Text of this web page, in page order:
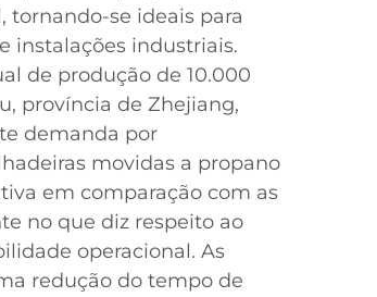
tornando-se ideais para
instalações industriais.
de produção de 10.000
província de Zhejiang,
demanda por
movidas a propano
em comparação com as
no que diz respeito ao
operacional. As
redução do tempo de